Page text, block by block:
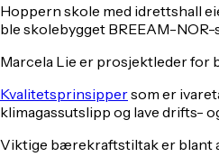
Hoppern skole med idrettshall
ble skolebygget BREEAM-
Marcela Lie er prosjektleder for
Kvalitetsprinsippersom er
klimagassutslipp og lave drifts-
Viktige bærekraftstiltak er blant